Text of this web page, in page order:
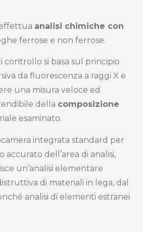
analisi chimiche con
ferrose e non ferrose.
controllo si basa sul principio
da fluorescenza a raggi X e
una misura veloce ed
della composizione
esaminato.
integrata standard per
accurato dell’area di analisi,
un’analisi elementare
di materiali in lega, dal
analisi di elementi estranei